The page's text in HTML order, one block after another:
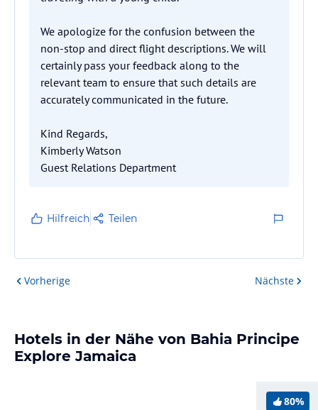
We apologize for the confusion between the
non-stop and direct flight descriptions. We will
certainly pass your feedback along to the
relevant team to ensure that such details are
accurately communicated in the future.
Kind Regards,
Kimberly Watson
Guest Relations Department
Hilfreich Teilen
Vorherige Nächste
Hotels in der Nähe von Bahia Principe
Explore Jamaica
80%